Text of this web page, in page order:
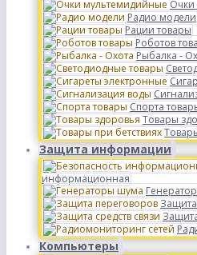
Очки
Радио модели
Рации товары
Роботов
Рыбалка -
Спорта
Товары
Защита информации
информационная
Компьютеры